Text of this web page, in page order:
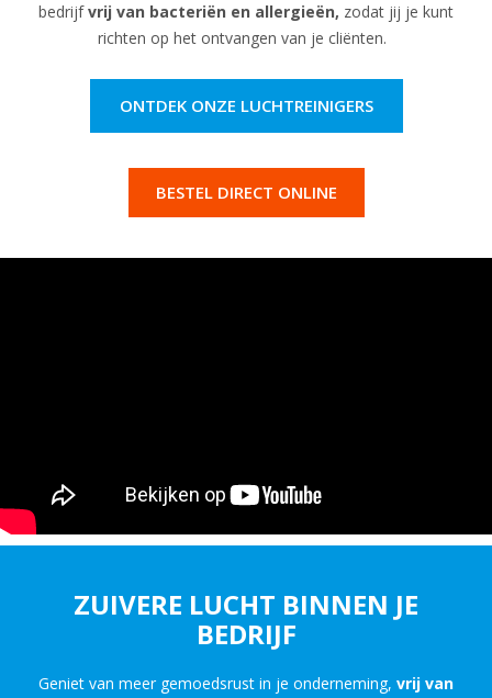
bedrijfvrij van bacteriën en allergieën, zodat jij je kunt
richten op het ontvangen van je cliënten.
ONTDEK ONZE LUCHTREINIGERS
BESTEL DIRECT ONLINE
ZUIVERE LUCHT BINNEN JE
BEDRIJF
Geniet van meer gemoedsrust in je onderneming, vrij van